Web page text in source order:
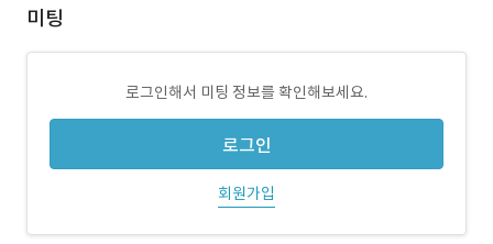
미팅
로그인해서 미팅 정보를 확인해보세요.
로그인
회원가입